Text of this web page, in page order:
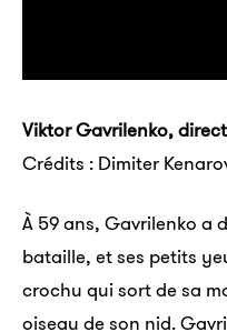
Viktor Gavrilenko,
Crédits : Dimiter
À 59 ans, Gavrilenko a
bataille, et ses petits
crochu qui sort de sa
oiseau de son nid.